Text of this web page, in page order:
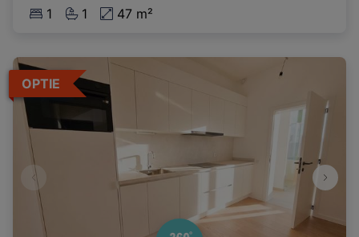
1 1 47 m²
OPTIE